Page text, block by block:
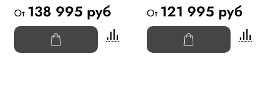
От 138 995 руб
От 121 995 руб